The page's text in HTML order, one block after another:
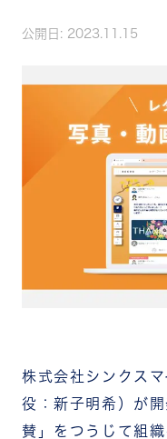
公開日: 2023.11.15
株式会社シンクス
役：新子明希）が
賛」をつうじて組